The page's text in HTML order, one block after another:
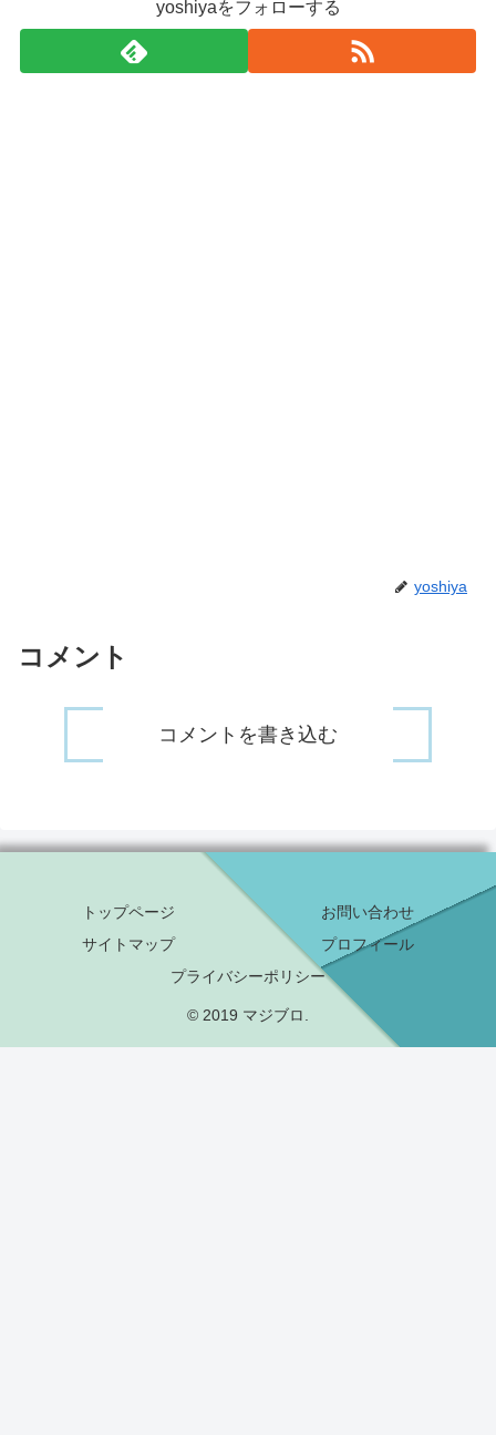
yoshiyaをフォローする
yoshiya
コメント
コメントを書き込む
トップページ
お問い合わせ
サイトマップ
プロフィール
プライバシーポリシー
© 2019 マジブロ.